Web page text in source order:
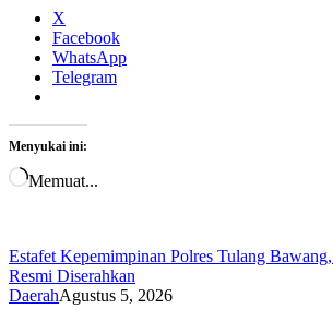
X
Facebook
WhatsApp
Telegram
Menyukai ini:
Memuat...
Estafet Kepemimpinan Polres Tulang
Resmi Diserahkan
DaerahAgustus 5, 2026